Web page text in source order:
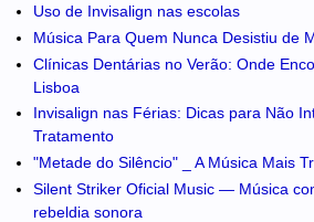
Uso de Invisalign nas escolas
Música Para Quem Nunca Desistiu de
Clínicas Dentárias no Verão: Onde
Lisboa
Invisalign nas Férias: Dicas para Não
Tratamento
"Metade do Silêncio" _ A Música Mais
Silent Striker Oficial Music — Música
rebeldia sonora